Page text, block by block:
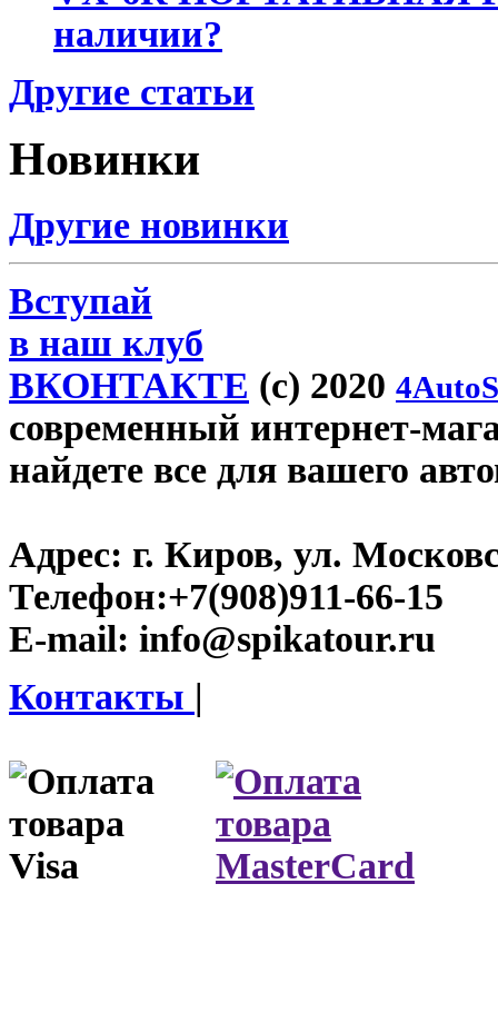
наличии?
Другие статьи
Новинки
Другие новинки
Вступай
в наш клуб
ВКОНТАКТЕ (c) 2020
современный интернет-
найдете все для вашего
Адрес: г. Киров, ул.
Телефон:+7(908)911-66-15
E-mail: info@spikatour.ru
Контакты |